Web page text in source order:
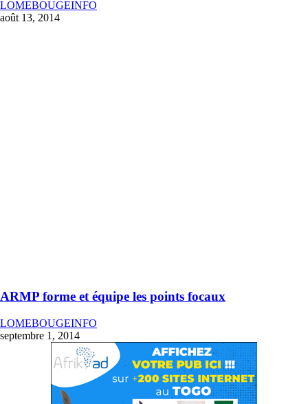
LOMEBOUGEINFO
août 13, 2014
ARMP forme et équipe les points focaux
LOMEBOUGEINFO
septembre 1, 2014